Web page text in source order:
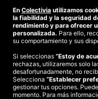
tecnología IPL (Luz
no invasivo de
parte del cuerpo de forma
sesiones que varía según
de cada persona. Los
onda a los requerimientos
profundidad de tu vello.
Recomendaciones
pero un poco despistada.
Términos y condiciones|
Estudio
En Colectivia utilizamos
la fiabilidad y la seguridad
rendimiento y para ofrecer
personalizada. Para ello,
su comportamiento y sus
Si seleccionas “Estoy de
rechazas, utilizaremos solo
desafortunadamente, no
Selecciona “Establecer
gestionar tus opciones.
momento. Para más